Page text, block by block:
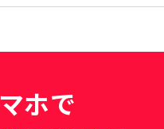
ホで